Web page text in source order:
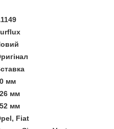
мм
мм
мм
Fiat